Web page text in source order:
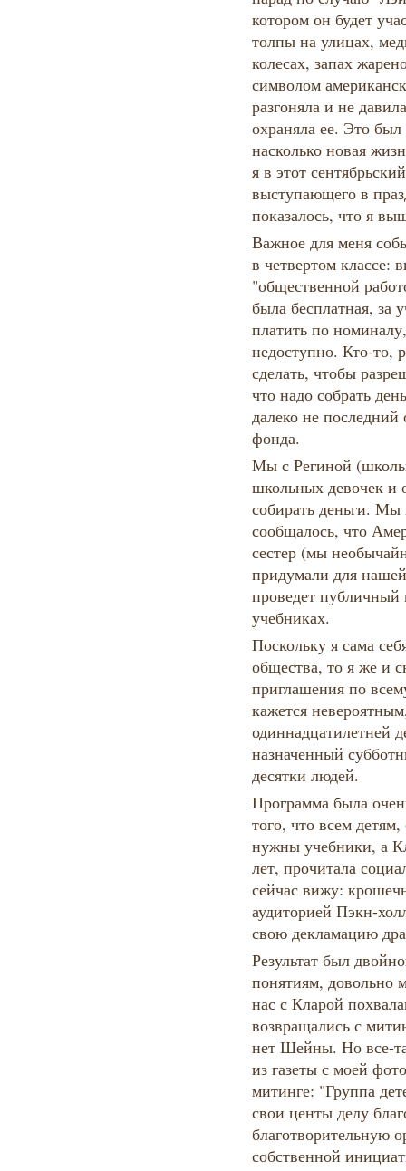
котором он будет
толпы на улицах,
колесах, запах
символом
разгоняла и не
охраняла ее. Это был
насколько новая
я в этот
выступающего в
показалось, что я
Важное для меня
в четвертом классе:
"общественной
была бесплатная, за
платить по
недоступно. Кто-то,
сделать, чтобы
что надо собрать
далеко не последний
фонда.
Мы с Региной
школьных девочек и
собирать деньги. Мы
сообщалось, что
сестер (мы
придумали для
проведет
учебниках.
Поскольку я сама
общества, то я же и
приглашения по
кажется
одиннадцатилетней
назначенный
десятки людей.
Программа была
того, что всем
нужны учебники, а
лет, прочитала
сейчас вижу:
аудиторией Пэкн-
свою декламацию
Результат был
понятиям, довольно
нас с Кларой
возвращались с
нет Шейны. Но все-
из газеты с моей
митинге: "Группа
свои центы делу
благотворительную
собственной